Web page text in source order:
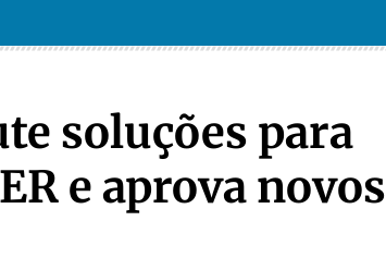
soluções para
e aprova novos